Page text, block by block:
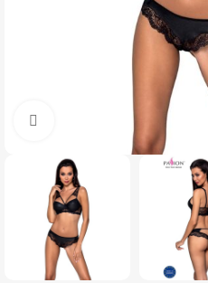
Click to enlarge